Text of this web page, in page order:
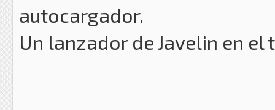
autocargador.
Un lanzador de Javelin en el